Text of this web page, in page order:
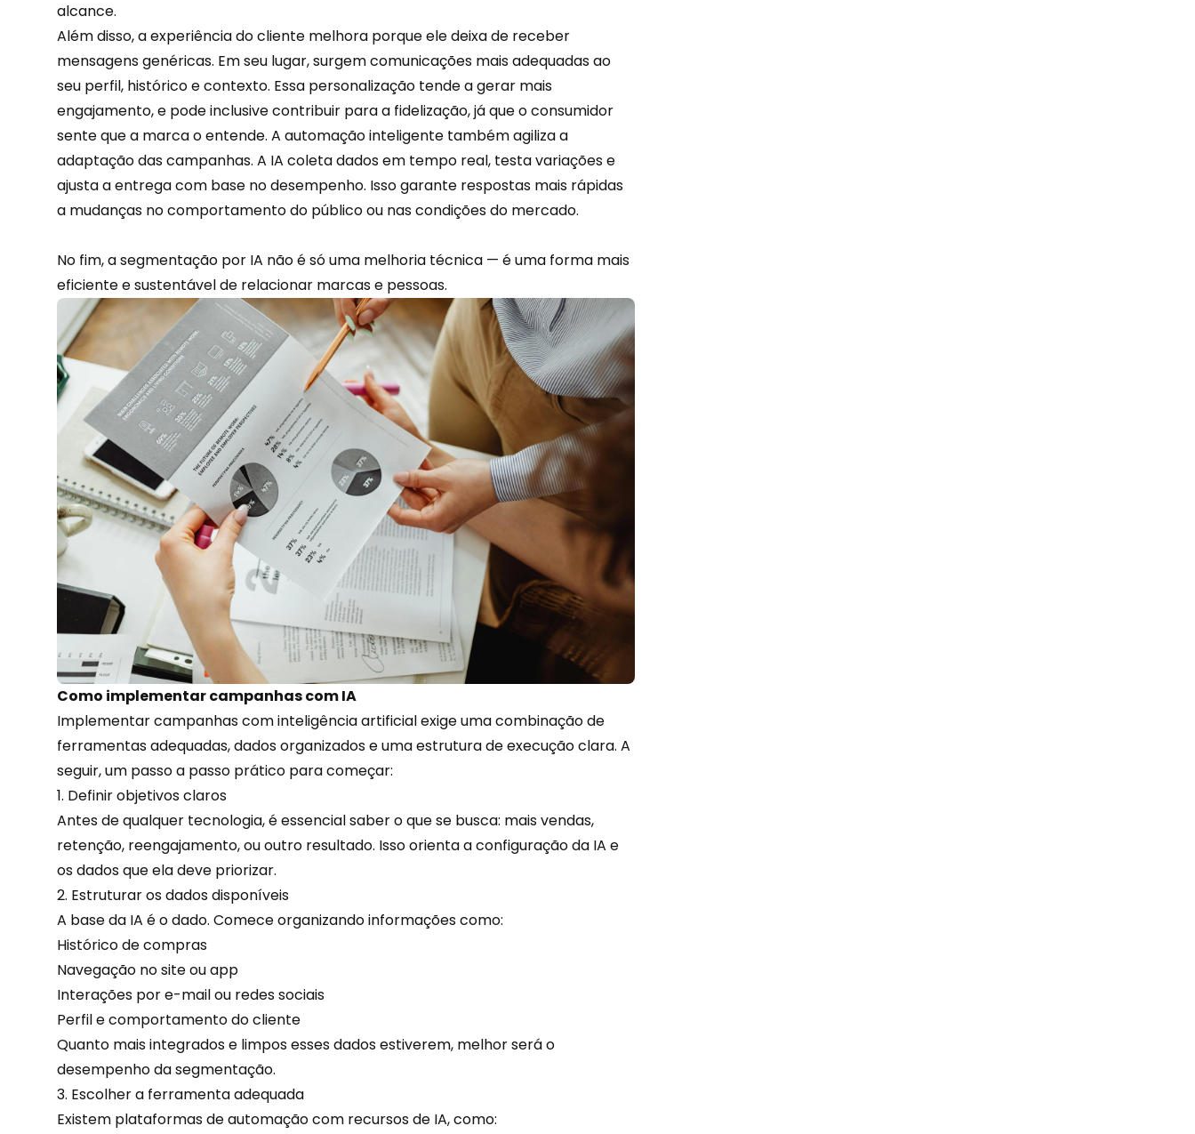
alcance.
Além disso, aexperiênciado cliente melhora porque ele deixa de receber
mensagens genéricas. Em seu lugar, surgem comunicações mais adequadas ao
seu perfil, histórico e contexto. Essa personalização tende a gerar mais
engajamento, e pode inclusive contribuir para a fidelização, já que o consumidor
sente que a marca o entende. A automação inteligente também agiliza a
adaptação das campanhas. A IA coletadadosem tempo real, testa variações e
ajusta a entrega com base no desempenho. Isso garante respostas mais rápidas
a mudanças no comportamento do público ou nas condições do mercado.
No fim, a segmentação por IA não é só uma melhoria técnica — é uma forma mais
eficiente e sustentável de relacionar marcas e pessoas.
Como implementar campanhas com IA
Implementar campanhas com inteligência artificial exige uma combinação de
ferramentas adequadas, dados organizados e uma estrutura de execução clara. A
seguir, um passo a passo prático para começar:
1. Definir objetivos claros
Antes de qualquer tecnologia, é essencial saber o que se busca: mais vendas,
retenção, reengajamento, ou outro resultado. Isso orienta a configuração da IA e
os dados que ela deve priorizar.
2. Estruturar os dados disponíveis
A base da IA é o dado. Comece organizando informações como:
Histórico de compras
Navegação no site ou app
Interações pore-mailou redes sociais
Perfil e comportamento do cliente
Quanto mais integrados e limpos esses dados estiverem, melhor será o
desempenho da segmentação.
3. Escolher a ferramenta adequada
Existem plataformas de automação com recursos de IA, como: